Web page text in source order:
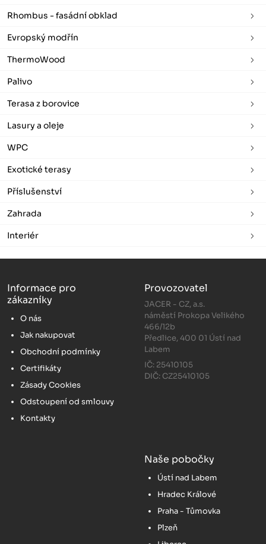
Rhombus - fasádní obklad
Evropský modřín
ThermoWood
Palivo
Terasa z borovice
Lasury a oleje
WPC
Exotické terasy
Příslušenství
Zahrada
Interiér
Informace pro
zákazníky
O nás
Jak nakupovat
Obchodní podmínky
Certifikáty
Zásady Cookies
Odstoupení od smlouvy
Kontakty
Provozovatel
JACER - CZ, a.s.
náměstí Prokopa Velikého
466/12b
Předlice, 400 01 Ústí nad
Labem
IČ: 25410105
DIČ: CZ25410105
Naše pobočky
Ústí nad Labem
Hradec Králové
Praha - Tůmovka
Plzeň